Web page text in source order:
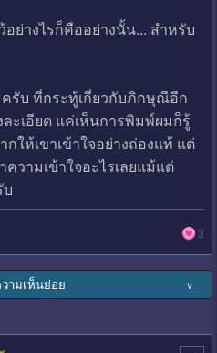
อย่างไรก็คืออย่างนั้น... สำหรับ
รับ ที่กระทู้เกี่ยวกับภิกษุณีอีก
ะเอียด แค่เห็นการพิมพ์ผมก็รู้
ให้เขาเข้าใจอย่างถ่องแท้ แต่
ามเข้าใจอะไรเลยแม้แต่
3
ามเห็นย่อย ∨